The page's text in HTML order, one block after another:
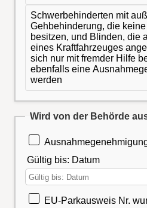
Schwerbehinderten mit
Gehbehinderung, die
besitzen, und Blinden, die
eines Kraftfahrzeuges
sich nur mit fremder Hilfe
ebenfalls eine
werden
Wird von der Behörde
Gültig bis: Datum
EU-Parkausweis Nr.